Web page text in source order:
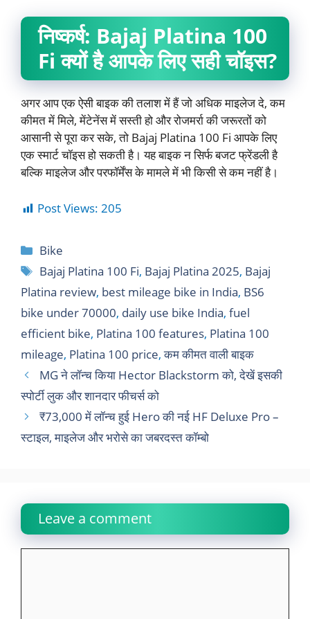
निष्कर्ष: Bajaj Platina 100
Fi क्यों है आपके लिए सही चॉइस?
अगर आप एक ऐसी बाइक की तलाश में हैं जो अधिक माइलेज दे, कम
कीमत में मिले, मेंटेनेंस में सस्ती हो और रोजमर्रा की जरूरतों को
आसानी से पूरा कर सके, तो Bajaj Platina 100 Fi आपके लिए
एक स्मार्ट चॉइस हो सकती है। यह बाइक न सिर्फ बजट फ्रेंडली है
बल्कि माइलेज और परफॉर्मेंस के मामले में भी किसी से कम नहीं है।
Post Views: 205
Bike
Bajaj Platina 100 Fi, Bajaj Platina 2025, Bajaj
Platina review, best mileage bike in India, BS6
bike under 70000, daily use bike India, fuel
efficient bike, Platina 100 features, Platina 100
mileage, Platina 100 price,कम कीमत वाली बाइक
MG ने लॉन्च किया Hector Blackstorm को, देखें इसकी
स्पोर्टी लुक और शानदार फीचर्स को
₹73,000 में लॉन्च हुई Hero की नई HF Deluxe Pro –
स्टाइल, माइलेज और भरोसे का जबरदस्त कॉम्बो
Leave a comment